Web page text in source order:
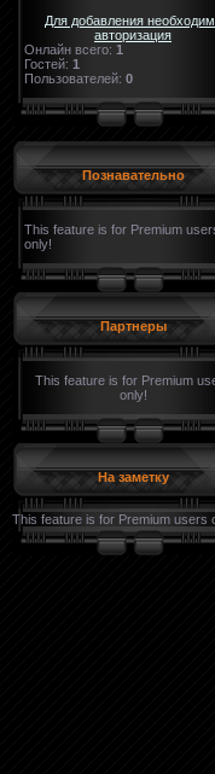
Для добавления
авторизация
Онлайн всего: 1
Гостей: 1
Пользователей: 0
Познавательно
This feature is for Premium
only!
Партнеры
This feature is for Premium
only!
На заметку
This feature is for Premium users